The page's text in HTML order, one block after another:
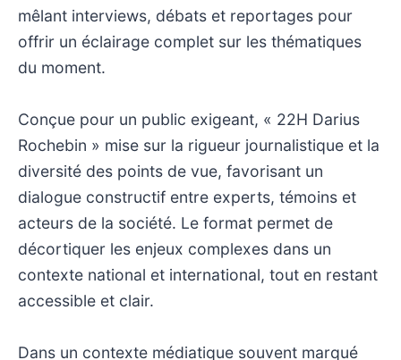
mêlant interviews, débats et reportages pour
offrir un éclairage complet sur les thématiques
du moment.
Conçue pour un public exigeant, « 22H Darius
Rochebin » mise sur la rigueur journalistique et la
diversité des points de vue, favorisant un
dialogue constructif entre experts, témoins et
acteurs de la société. Le format permet de
décortiquer les enjeux complexes dans un
contexte national et international, tout en restant
accessible et clair.
Dans un contexte médiatique souvent marqué